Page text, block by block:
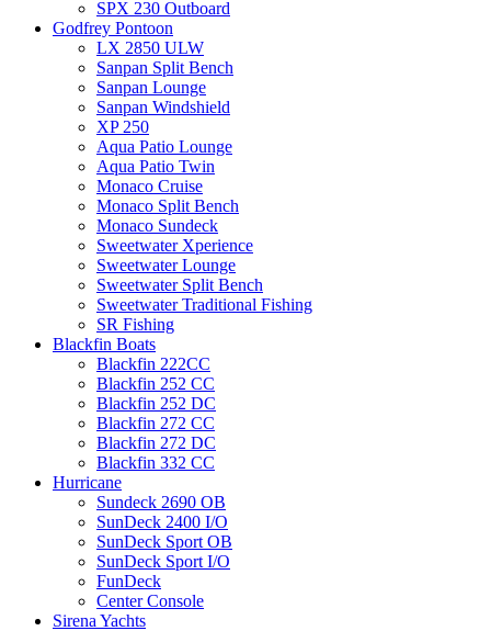
SPX 230 Outboard
Godfrey Pontoon
LX 2850 ULW
Sanpan Split Bench
Sanpan Lounge
Sanpan Windshield
XP 250
Aqua Patio Lounge
Aqua Patio Twin
Monaco Cruise
Monaco Split Bench
Monaco Sundeck
Sweetwater Xperience
Sweetwater Lounge
Sweetwater Split Bench
Sweetwater Traditional Fishing
SR Fishing
Blackfin Boats
Blackfin 222CC
Blackfin 252 CC
Blackfin 252 DC
Blackfin 272 CC
Blackfin 272 DC
Blackfin 332 CC
Hurricane
Sundeck 2690 OB
SunDeck 2400 I/O
SunDeck Sport OB
SunDeck Sport I/O
FunDeck
Center Console
Sirena Yachts